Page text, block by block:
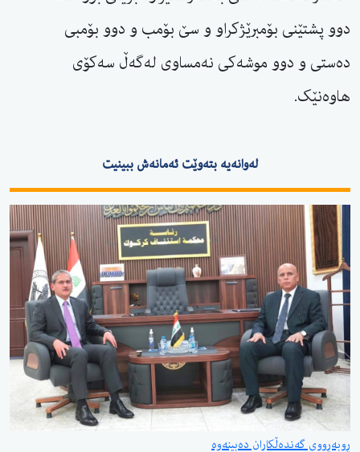
دوو پشتێنی بۆمبرێژکراو و سێ بۆمب و دوو بۆمبی
دەستی و دوو موشەکی نەمساوی لەگەڵ سەکۆی
هاوەنێک.
لەوانەیە بتەوێت ئەمانەش ببینیت
ڕوبەڕووی گەندەڵکاران دەبینەوە